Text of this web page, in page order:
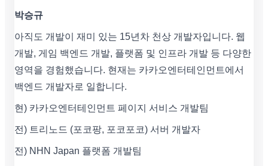
박승규
아직도 개발이 재미 있는 15년차 천상 개발자입니다. 웹
개발, 게임 백엔드 개발, 플랫폼 및 인프라 개발 등 다양한
영역을 경험했습니다. 현재는 카카오엔터테인먼트에서
백엔드 개발자로 일합니다.
현) 카카오엔터테인먼트 페이지 서비스 개발팀
전) 트리노드 (포코팡, 포코포코) 서버 개발자
전) NHN Japan 플랫폼 개발팀